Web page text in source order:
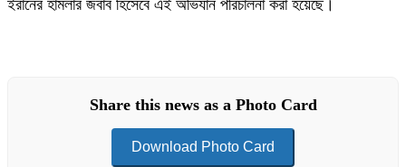
ইরানের হামলার জবাব হিসেবে এই অভিযান পরিচালনা করা হয়েছে।
Share this news as a Photo Card
Download Photo Card